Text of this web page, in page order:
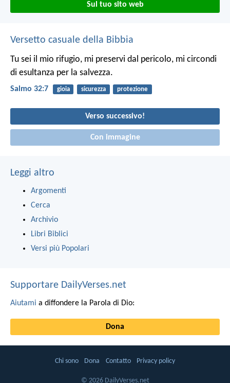
Sul tuo sito web
Versetto casuale della Bibbia
Tu sei il mio rifugio, mi preservi dal pericolo, mi circondi
di esultanza per la salvezza.
Salmo 32:7 gioia sicurezza protezione
Verso successivo!
Con immagine
Leggi altro
Argomenti
Cerca
Archivio
Libri Biblici
Versi più Popolari
Supportare DailyVerses.net
Aiutami a diffondere la Parola di Dio:
Dona
Chi sono Dona Contatto Privacy policy
© 2026 DailyVerses.net